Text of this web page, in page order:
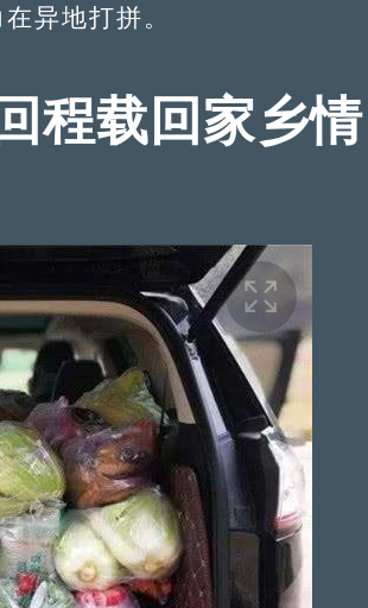
异地打拼。
程载回家乡情